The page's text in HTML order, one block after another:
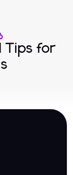
Tips for